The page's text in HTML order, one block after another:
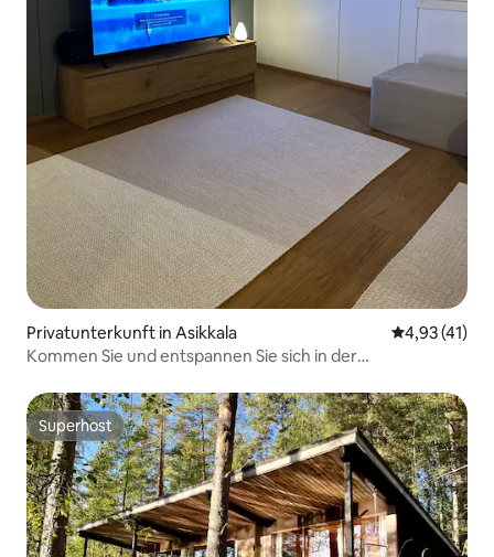
Privatunterkunft in Asikkala
4,93 (41)
Kommen Sie und entspannen Sie sich in der
Superhost
Superhost